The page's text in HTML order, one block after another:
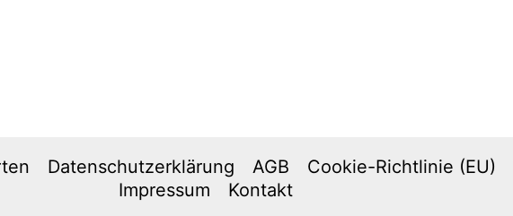
Datenschutzerklärung AGB Cookie-Richtlinie (EU)
Impressum
Kontakt